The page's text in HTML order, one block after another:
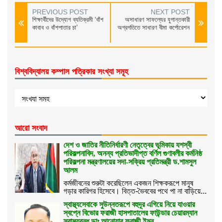
PREVIOUS POST
শিক্ষার্থীদের উদ্যোগ ব্যতিক্রমী ‘বাঁশ
কাবাব ও বাঁশপাতার চা’
NEXT POST
অসাধারণ সাফল্যের যুগান্তকারী
অগ্রগতিতে সাধারণ বীমা কর্পোরেশন
বিশ্ববিদ্যালয় কম্পাস পত্রিকার সংখ্যা সমূহ
আরো সংবাদ
দেশ ও জাতির নীতিনির্ধারণী নেতৃত্বের ভূমিকায় যশস্বী
পরিকল্পনাবিদ, অনন্য প্রতিভাদীপ্ত বর্ণিল গুণাবলীর কর্মনিষ্ঠ
পরিকল্পনা মন্ত্রণালয়ের সদা-সক্রিয় প্রতিমন্ত্রী ড.শামসুল
আলম
কর্মজীবনের শুরুটা করেছিলেন একজন শিক্ষকরূপে মানুষ
গড়ার কারিগর হিসেবে। বিত্ত-ভৈববের পথে পা না বাড়িয়ে...
স্বাস্থ্যসেবাকে সুউন্নতরূপে বহুদূর এগিয়ে নিয়ে যাওয়ার
স্বপ্নে বিভোর ফরাজী হাসপাতালের ফাউন্ডার চেয়ারম্যান